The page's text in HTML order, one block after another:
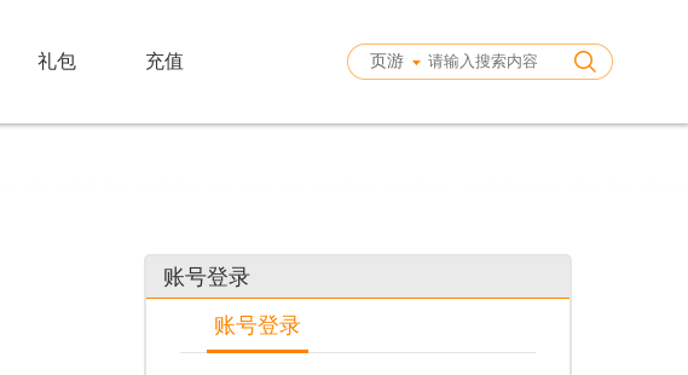
礼包 充值 页游
账号登录
账号登录